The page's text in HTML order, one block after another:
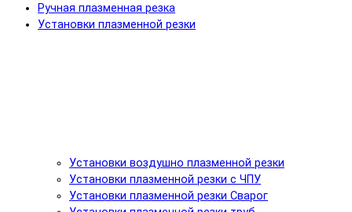
Ручная плазменная резка
Установки плазменной резки
Установки воздушно плазменной резки
Установки плазменной резки с ЧПУ
Установки плазменной резки Сварог